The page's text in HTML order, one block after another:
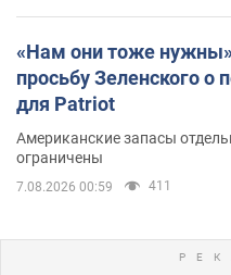
«Нам они тоже
просьбу Зеленского о
для Patriot
Американские запасы
ограничены
7.08.2026 00:59 411